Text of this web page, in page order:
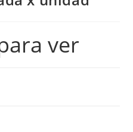
ver